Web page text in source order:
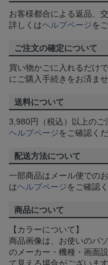
お客様都合による返品、
詳しくはヘルプページを
ご注文の確定について
買い物かごに入れるだけ
にご購入手続きをお済ませ
送料について
3,980円（税込）以上の
ヘルプページをご確認くだ
配送方法について
一部商品はメール便での
はヘルプページをご確認
商品について
【カラーについて】
商品画像は、お使いのパ
のメーカー・機種・画面